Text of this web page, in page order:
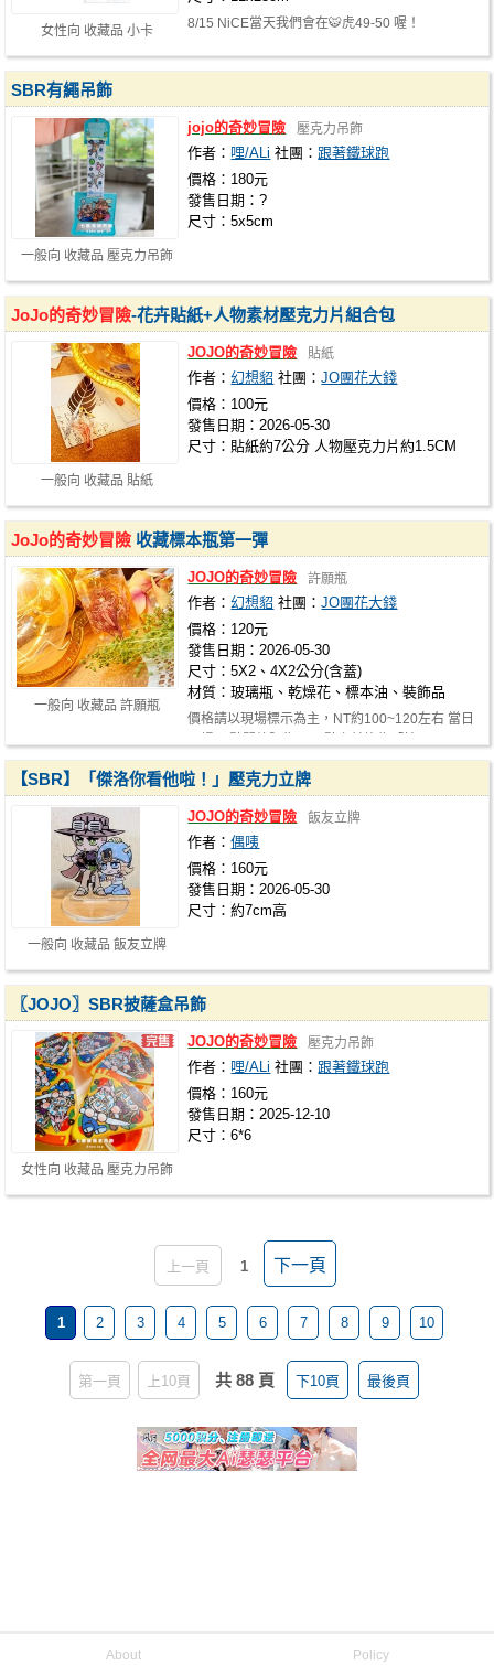
女性向 收藏品 小卡 8/15 NiCE當天我們會在🐯虎49-50 喔！
一般向 收藏品 壓克力吊飾
SBR有繩吊飾
jojo的奇妙冒險 壓克力吊飾
作者： 哩/ALi 社團： 跟著鐵球跑
價格：180元
發售日期：?
尺寸：5x5cm
一般向 收藏品 貼紙
JoJo的奇妙冒險-花卉貼紙+人物素材壓克力片組合包
JOJO的奇妙冒險 貼紙
作者：幻想貂 社團：JO團花大錢
價格：100元
發售日期：2026-05-30
尺寸：貼紙約7公分 人物壓克力片約1.5CM
一般向 收藏品 許願瓶
JoJo的奇妙冒險 收藏標本瓶第一彈
JOJO的奇妙冒險 許願瓶
作者：幻想貂 社團：JO團花大錢
價格：120元
發售日期：2026-05-30
尺寸：5X2、4X2公分(含蓋)
材質：玻璃瓶、乾燥花、標本油、裝飾品
價格請以現場標示為主，NT約100~120左右 當日
一般向 收藏品 飯友立牌
【SBR】「傑洛你看他啦！」壓克力立牌
JOJO的奇妙冒險 飯友立牌
作者：偶咦
價格：160元
發售日期：2026-05-30
尺寸：約7cm高
女性向 收藏品 壓克力吊飾
〖JOJO〗SBR披薩盒吊飾
JOJO的奇妙冒險 壓克力吊飾
作者： 哩/ALi 社團： 跟著鐵球跑
價格：160元
發售日期：2025-12-10
尺寸：6*6
上一頁 1 下一頁
1 2 3 4 5 6 7 8 9 10
第一頁 上10頁 共 88 頁 下10頁 最後頁
About Policy